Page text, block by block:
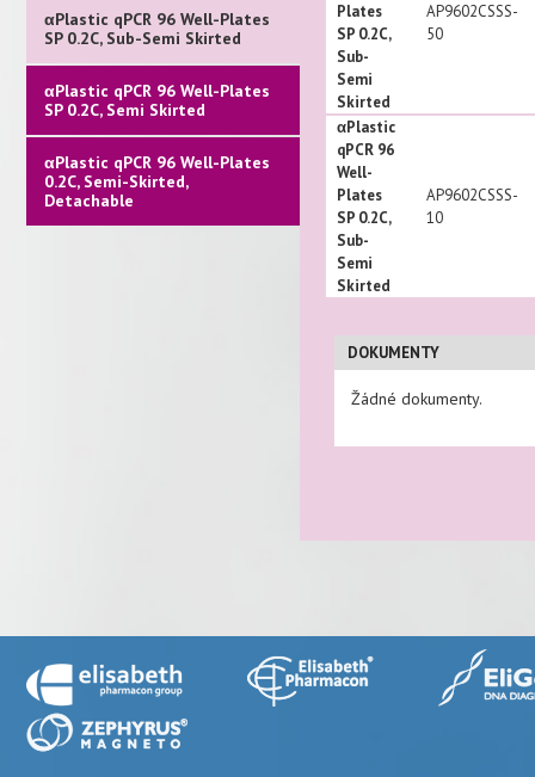
αPlastic qPCR 96 Well-Plates
SP 0.2C, Sub-Semi Skirted
αPlastic qPCR 96 Well-Plates
SP 0.2C, Semi Skirted
αPlastic qPCR 96 Well-Plates
0.2C, Semi-Skirted,
Detachable
Plates
SP 0.2C,
Sub-
Semi
Skirted
AP9602CSSS-
50
αPlastic
qPCR 96
Well-
Plates
SP 0.2C,
Sub-
Semi
Skirted
AP9602CSSS-
10
DOKUMENTY
Žádné dokumenty.